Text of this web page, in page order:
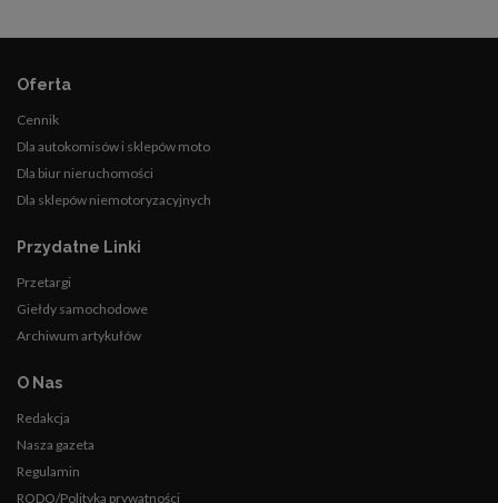
Oferta
Cennik
Dla autokomisów i sklepów moto
Dla biur nieruchomości
Dla sklepów niemotoryzacyjnych
Przydatne Linki
Przetargi
Giełdy samochodowe
Archiwum artykułów
O Nas
Redakcja
Nasza gazeta
Regulamin
RODO/Polityka prywatności